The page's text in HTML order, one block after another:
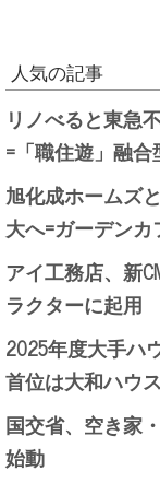
人気の記事
リノべると東急
=「職住遊」融
旭化成ホームズ
大へ=ガーデン
アイ工務店、新
ラクターに起用
2025年度大手ハ
首位は大和ハウ
国交省、空き家
始動